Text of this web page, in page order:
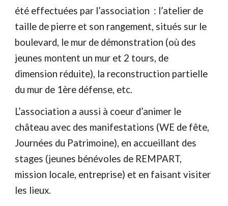
été effectuées par l’association : l’atelier de
taille de pierre et son rangement, situés sur le
boulevard, le mur de démonstration (où des
jeunes montent un mur et 2 tours, de
dimension réduite), la reconstruction partielle
du mur de 1ère défense, etc.
L’association a aussi à coeur d’animer le
château avec des manifestations (WE de fête,
Journées du Patrimoine), en accueillant des
stages (jeunes bénévoles de REMPART,
mission locale, entreprise) et en faisant visiter
les lieux.